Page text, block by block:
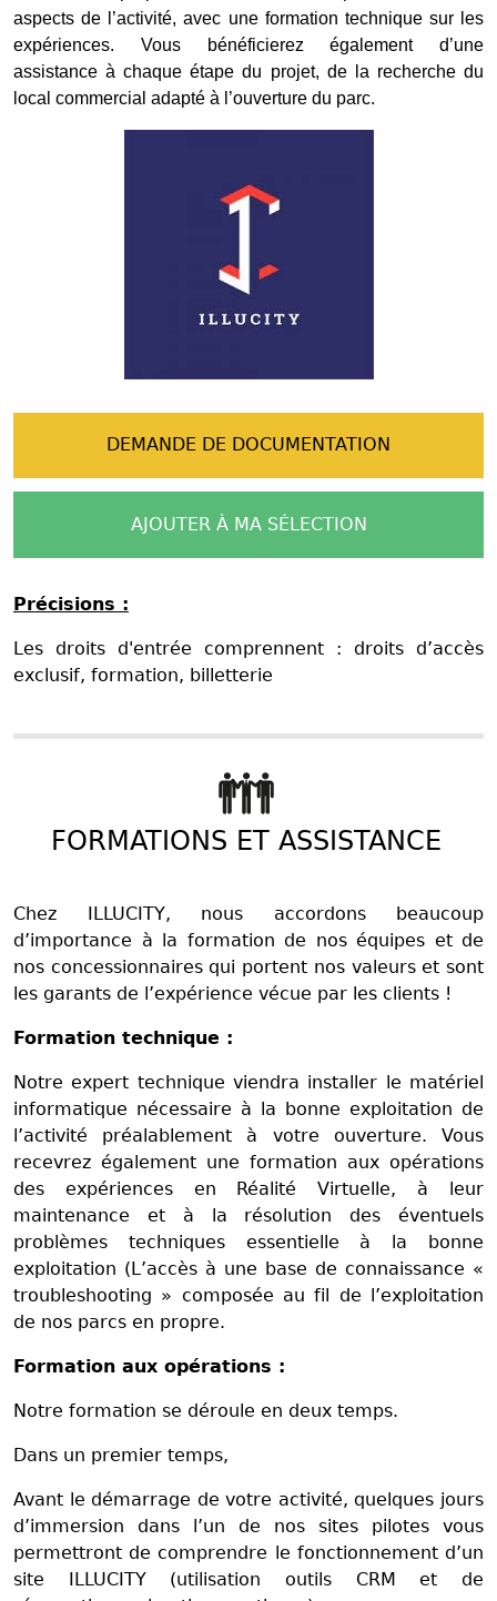
aspects de l’activité, avec une formation technique sur les
expériences. Vous bénéficierez également d’une
assistance à chaque étape du projet, de la recherche du
local commercial adapté à l’ouverture du parc.
DEMANDE DE DOCUMENTATION
AJOUTER À MA SÉLECTION
Précisions :
Les droits d'entrée comprennent : droits d’accès
exclusif, formation, billetterie
FORMATIONS ET ASSISTANCE
Chez ILLUCITY, nous accordons beaucoup
d’importance à la formation de nos équipes et de
nos concessionnaires qui portent nos valeurs et sont
les garants de l’expérience vécue par les clients !
Formation technique :
Notre expert technique viendra installer le matériel
informatique nécessaire à la bonne exploitation de
l’activité préalablement à votre ouverture. Vous
recevrez également une formation aux opérations
des expériences en Réalité Virtuelle, à leur
maintenance et à la résolution des éventuels
problèmes techniques essentielle à la bonne
exploitation (L’accès à une base de connaissance «
troubleshooting » composée au fil de l’exploitation
de nos parcs en propre.
Formation aux opérations :
Notre formation se déroule en deux temps.
Dans un premier temps,
Avant le démarrage de votre activité, quelques jours
d’immersion dans l’un de nos sites pilotes vous
permettront de comprendre le fonctionnement d’un
site ILLUCITY (utilisation outils CRM et de